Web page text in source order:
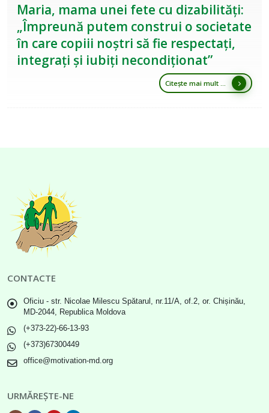
Maria, mama unei fete cu dizabilități:
„Împreună putem construi o societate
în care copiii noștri să fie respectați,
integrați și iubiți necondiționat”
Citește mai mult ...
CONTACTE
Oficiu - str. Nicolae Milescu Spătarul, nr.11/A, of.2, or. Chișinău,
MD-2044, Republica Moldova
(+373-22)-66-13-93
(+373)67300449
office@motivation-md.org
URMĂREȘTE-NE